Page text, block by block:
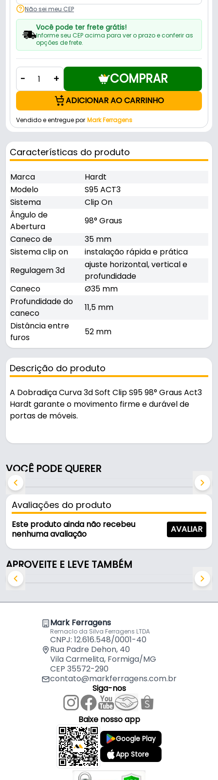
Não sei meu CEP
Você pode ter frete grátis!
Informe seu CEP acima para ver o prazo e conferir as
opções de frete.
- + COMPRAR
ADICIONAR AO CARRINHO
Vendido e entregue por Mark Ferragens
Características do produto
Marca
Hardt
Modelo
S95 ACT3
Sistema
Clip On
Ângulo de
Abertura
98° Graus
Caneco de
35 mm
Sistema clip on
instalação rápida e prática
Regulagem 3d
ajuste horizontal, vertical e
profundidade
Caneco
Ø35 mm
Profundidade do
caneco
11,5 mm
Distância entre
furos
52 mm
Descrição do produto
A Dobradiça Curva 3d Soft Clip S95 98° Graus Act3
Hardt garante o movimento firme e durável de
portas de móveis.
Características:
- Marca: Hardt
- Modelo: S95 ACT3
- Sistema: Clip On
- Ângulo de Abertura: 98° Graus
- Caneco de: 35 mm
- Sistema clip on: instalação rápida e prática
- Caneco: Ø35 mm
- Profundidade do caneco: 11,5 mm
VOCÊ PODE QUERER
Avaliações do produto
Este produto ainda não recebeu
nenhuma avaliação
AVALIAR
APROVEITE E LEVE TAMBÉM
Mark Ferragens
Remaclo da Silva Ferragens LTDA
CNPJ: 12.616.548/0001-40
Rua Padre Dehon, 40
Vila Carmelita, Formiga/MG
CEP 35572-290
contato@markferragens.com.br
Siga-nos
Baixe nosso app
Google Play
App Store